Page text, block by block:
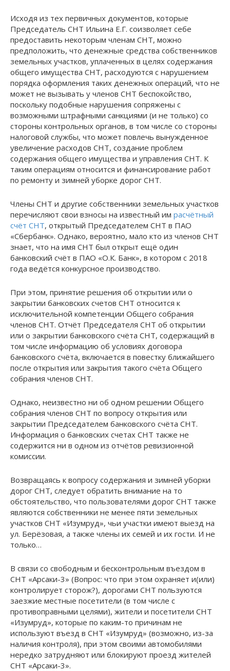
Исходя из тех первичных документов, которые
Председатель СНТ Ильина Е.Г. соизволяет себе
предоставить некоторым членам СНТ, можно
предположить, что денежные средства собственников
земельных участков, уплаченных в целях содержания
общего имущества СНТ, расходуются с нарушением
порядка оформления таких денежных операций, что не
может не вызывать у членов СНТ беспокойство,
поскольку подобные нарушения сопряжены с
возможными штрафными санкциями (и не только) со
стороны контрольных органов, в том числе со стороны
налоговой службы, что может повлечь вынужденное
увеличение расходов СНТ, создание проблем
содержания общего имущества и управления СНТ. К
таким операциям относится и финансирование работ
по ремонту и зимней уборке дорог СНТ.
Члены СНТ и другие собственники земельных участков
перечисляют свои взносы на известный им расчётный
счёт СНТ, открытый Председателем СНТ в ПАО
«Сбербанк». Однако, вероятно, мало кто из членов СНТ
знает, что на имя СНТ был открыт ещё один
банковский счёт в ПАО «О.К. Банк», в котором с 2018
года ведётся конкурсное производство.
При этом, принятие решения об открытии или о
закрытии банковских счетов СНТ относится к
исключительной компетенции Общего собрания
членов СНТ. Отчёт Председателя СНТ об открытии
или о закрытии банковского счёта СНТ, содержащий в
том числе информацию об условиях договора
банковского счёта, включается в повестку ближайшего
после открытия или закрытия такого счёта Общего
собрания членов СНТ.
Однако, неизвестно ни об одном решении Общего
собрания членов СНТ по вопросу открытия или
закрытии Председателем банковского счёта СНТ.
Информация о банковских счетах СНТ также не
содержится ни в одном из отчётов ревизионной
комиссии.
Возвращаясь к вопросу содержания и зимней уборки
дорог СНТ, следует обратить внимание на то
обстоятельство, что пользователями дорог СНТ также
являются собственники не менее пяти земельных
участков СНТ «Изумруд», чьи участки имеют выезд на
ул. Берёзовая, а также члены их семей и их гости. И не
только…
В связи со свободным и бесконтрольным въездом в
СНТ «Арсаки-3» (Вопрос: что при этом охраняет и(или)
контролирует сторож?), дорогами СНТ пользуются
заезжие местные посетители (в том числе с
противоправными целями), жители и посетители СНТ
«Изумруд», которые по каким-то причинам не
используют въезд в СНТ «Изумруд» (возможно, из-за
наличия контроля), при этом своими автомобилями
нередко затрудняют или блокируют проезд жителей
СНТ «Арсаки-3».